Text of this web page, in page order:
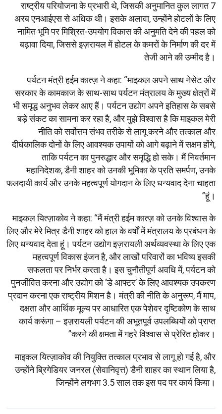
राष्ट्रीय परियोजना के प्रभारी थे, जिसकी अनुमानित कुल लागत 7
अरब एनआईएस से अधिक थी। इसके अलावा, उन्होंने होटलों के लिए
नामित भूमि पर मिश्रित-उपयोग विकास की अनुमति देने की पहल को
बढ़ावा दिया, जिससे इज़रायल में होटल के कमरों के निर्माण की दर में
तेजी आने की उम्मीद है।
पर्यटन मंत्री हईम कात्ज़ ने कहा: “माइकल अपने साथ नेसेट और
सरकार के कामकाज के साथ-साथ पर्यटन मंत्रालय के मुख्य क्षेत्रों में
भी समृद्ध अनुभव लेकर आए हैं। पर्यटन उद्योग अपने इतिहास के सबसे
बड़े संकट का सामना कर रहा है, और मुझे विश्वास है कि माइकल मेरी
नीति को सर्वोत्तम संभव तरीके से लागू करने और तत्काल और
दीर्घकालिक दोनों के लिए आवश्यक उपायों को आगे बढ़ाने में सक्षम होंगे,
ताकि पर्यटन का पुनरुद्धार और समृद्धि हो सके। मैं निवर्तमान
महानिदेशक, डैनी शाहर को उनकी भूमिका के प्रति समर्पण, उनके
फलदायी कार्य और उनके महत्वपूर्ण योगदान के लिए धन्यवाद देना चाहता
हूं।”
माइकल यित्ज़ाकोव ने कहा: “मैं मंत्री हईम कात्ज़ को उनके विश्वास के
लिए और मेरे मित्र डैनी शाहर को हाल के वर्षों में मंत्रालय के प्रबंधन के
लिए धन्यवाद देता हूं। पर्यटन उद्योग इज़रायली अर्थव्यवस्था के लिए एक
महत्वपूर्ण विकास इंजन है, और लाखों परिवारों का भविष्य इसकी
सफलता पर निर्भर करता है। इस चुनौतीपूर्ण अवधि में, पर्यटन को
पुनर्जीवित करना और उद्योग को ‘डे आफ्टर’ के लिए आवश्यक उपकरण
प्रदान करना एक राष्ट्रीय मिशन है। मंत्री की नीति के अनुरूप, मैं माप,
दक्षता और आर्थिक मूल्य पर आधारित एक पेशेवर दृष्टिकोण के साथ
कार्य करूंगा – इज़रायली पर्यटन की अभूतपूर्व उपलब्धियों को प्राप्त
करने की क्षमता में गहरे विश्वास से प्रेरित होकर।”
माइकल यित्ज़ाकोव की नियुक्ति तत्काल प्रभाव से लागू हो गई है, और
उन्होंने ब्रिगेडियर जनरल (सेवानिवृत्त) डैनी शाहर का स्थान लिया है,
जिन्होंने लगभग 3.5 साल तक इस पद पर कार्य किया।